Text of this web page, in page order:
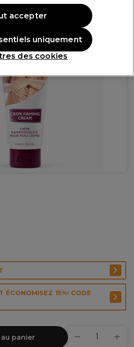
ÉCONOMISEZ 15%: CODE
panier
des cookies
uniquement
accepter